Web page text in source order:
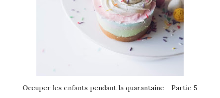
Occuper les enfants pendant la quarantaine - Partie 5